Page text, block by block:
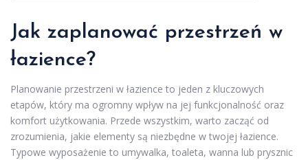
Jak zaplanować przestrzeń w
łazience?
Planowanie przestrzeni w łazience to jeden z kluczowych
etapów, który ma ogromny wpływ na jej funkcjonalność oraz
komfort użytkowania. Przede wszystkim, warto zacząć od
zrozumienia, jakie elementy są niezbędne w twojej łazience.
Typowe wyposażenie to umywalka, toaleta, wanna lub prysznic